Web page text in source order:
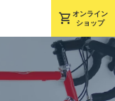
shopping_cart オンライン
ショップ